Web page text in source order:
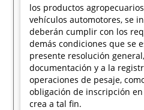
los productos
vehículos automotores, se
deberán cumplir con los
demás condiciones que se
presente resolución
documentación y a la
operaciones de pesaje,
obligación de inscripción
crea a tal fin.